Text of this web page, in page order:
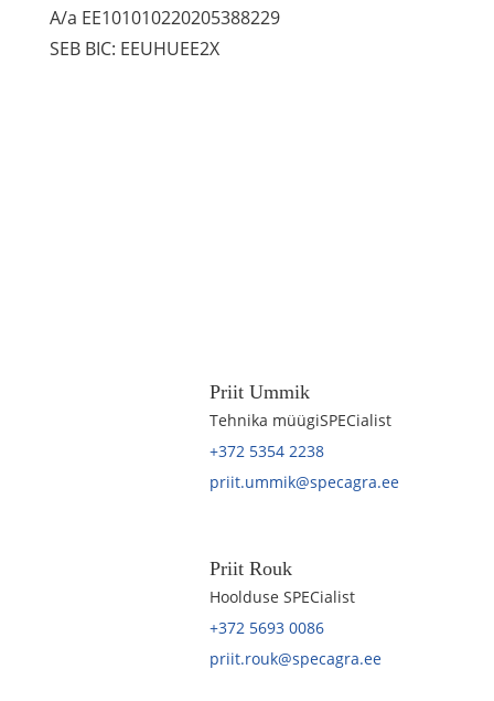
A/a EE101010220205388229
SEB BIC: EEUHUEE2X
Priit Ummik
Tehnika müügiSPECialist
+372 5354 2238
priit.ummik@specagra.ee
Priit Rouk
Hoolduse SPECialist
+372 5693 0086
priit.rouk@specagra.ee